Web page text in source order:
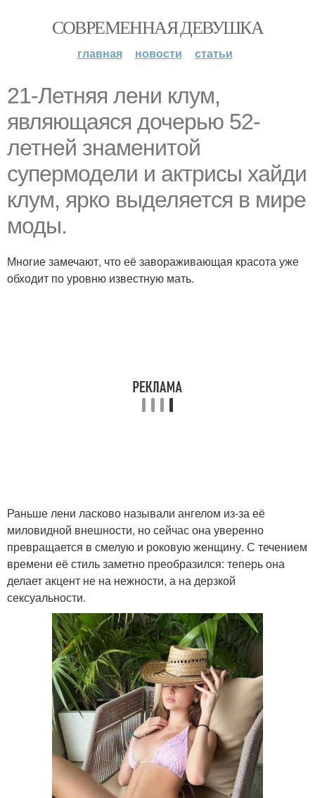
СОВРЕМЕННАЯ ДЕВУШКА
главная новости статьи
21-Летняя лени клум,
являющаяся дочерью 52-
летней знаменитой
супермодели и актрисы хайди
клум, ярко выделяется в мире
моды.
Многие замечают, что её завораживающая красота уже
обходит по уровню известную мать.
Раньше лени ласково называли ангелом из-за её
миловидной внешности, но сейчас она уверенно
превращается в смелую и роковую женщину. С течением
времени её стиль заметно преобразился: теперь она
делает акцент не на нежности, а на дерзкой
сексуальности.